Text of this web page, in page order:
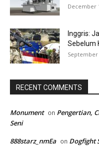
December
Inggris:
Sebelum
September
RECENT COMMENTS
Monument on Pengertian,
Seni
888starz_nmEa on Dogfight